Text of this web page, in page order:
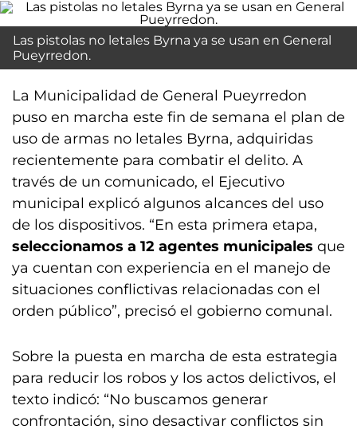
Las pistolas no letales Byrna ya se usan en General
Pueyrredon.
La Municipalidad de General Pueyrredon
puso en marcha este fin de semana el plan de
uso de armas no letales Byrna, adquiridas
recientemente para combatir el delito. A
través de un comunicado, el Ejecutivo
municipal explicó algunos alcances del uso
de los dispositivos. “En esta primera etapa,
seleccionamos a 12 agentes municipales que
ya cuentan con experiencia en el manejo de
situaciones conflictivas relacionadas con el
orden público”, precisó el gobierno comunal.
Sobre la puesta en marcha de esta estrategia
para reducir los robos y los actos delictivos, el
texto indicó: “No buscamos generar
confrontación, sino desactivar conflictos sin